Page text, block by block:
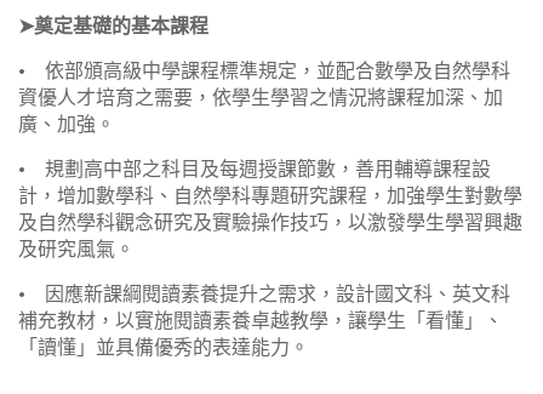
➤奠定基礎的基本課程
• 依部頒高級中學課程標準規定，並配合數學及自然學科
資優人才培育之需要，依學生學習之情況將課程加深、加
廣、加強。
• 規劃高中部之科目及每週授課節數，善用輔導課程設
計，增加數學科、自然學科專題研究課程，加強學生對數學
及自然學科觀念研究及實驗操作技巧，以激發學生學習興趣
及研究風氣。
• 因應新課綱閱讀素養提升之需求，設計國文科、英文科
補充教材，以實施閱讀素養卓越教學，讓學生「看懂」、
「讀懂」並具備優秀的表達能力。